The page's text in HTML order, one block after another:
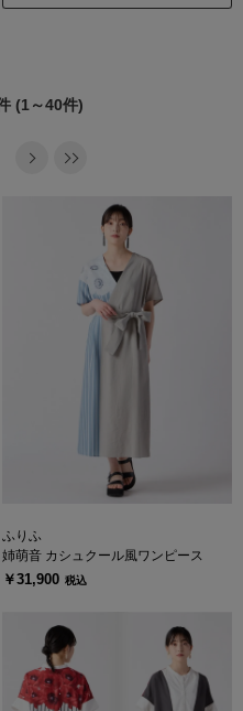
(1～40件)
ふりふ
姉萌音 カシュクール風ワンピース
￥31,900 税込